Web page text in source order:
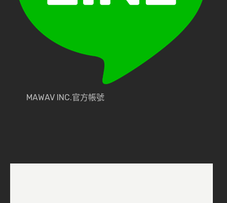
MAWAV INC.官方帳號